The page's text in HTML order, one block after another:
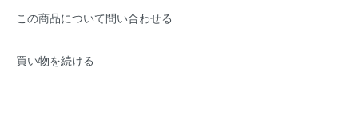
この商品について問い合わせる
買い物を続ける